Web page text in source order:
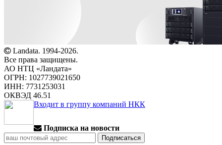
Landata. 1994-2026.
Все права защищены.
АО НТЦ «Ландата»
ОГРН: 1027739021650
ИНН: 7731253031
ОКВЭД 46.51
Входит в группу компаний НКК
Подписка на новости